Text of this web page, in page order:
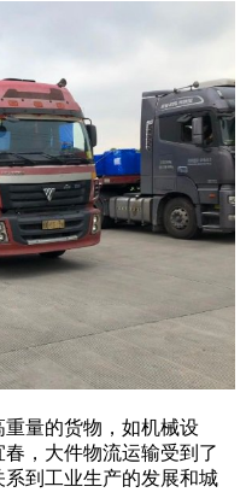
量的货物，如机械设
，大件物流运输受到了
到工业生产的发展和城